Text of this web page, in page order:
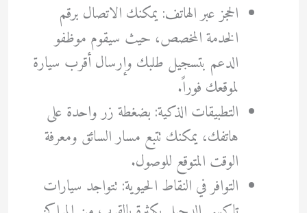
الحجز عبر الهاتف: يمكنك الاتصال برقم
الخدمة المخصص، حيث سيقوم موظفو
الدعم بتسجيل طلبك وإرسال أقرب سيارة
لموقعك فوراً.
التطبيقات الذكية: بضغطة زر واحدة على
هاتفك، يمكنك تتبع مسار السائق ومعرفة
الوقت المتوقع للوصول.
التوافر في النقاط الحيوية: تتواجد سيارات